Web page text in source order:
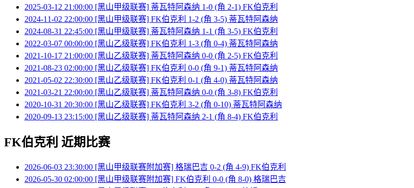
2025-03-12 21:00:00 [黑山甲级联赛] 蒂瓦特阿森纳 1-0 (角 2-1) FK伯克利
2024-11-02 22:00:00 [黑山甲级联赛] FK伯克利 1-2 (角 3-5) 蒂瓦特阿森纳
2024-08-31 22:45:00 [黑山甲级联赛] 蒂瓦特阿森纳 1-1 (角 3-5) FK伯克利
2022-03-07 00:00:00 [黑山乙级联赛] FK伯克利 1-3 (角 0-4) 蒂瓦特阿森纳
2021-10-17 21:00:00 [黑山乙级联赛] 蒂瓦特阿森纳 0-0 (角 2-5) FK伯克利
2021-08-23 02:00:00 [黑山乙级联赛] FK伯克利 0-0 (角 9-1) 蒂瓦特阿森纳
2021-05-02 22:30:00 [黑山乙级联赛] FK伯克利 0-1 (角 4-0) 蒂瓦特阿森纳
2021-03-21 22:00:00 [黑山乙级联赛] 蒂瓦特阿森纳 0-0 (角 3-8) FK伯克利
2020-10-31 20:30:00 [黑山乙级联赛] FK伯克利 3-2 (角 0-10) 蒂瓦特阿森纳
2020-09-13 23:15:00 [黑山乙级联赛] 蒂瓦特阿森纳 2-1 (角 8-4) FK伯克利
FK伯克利 近期比赛
2026-06-03 23:30:00 [黑山甲级联赛附加赛] 格瑞巴吉 0-2 (角 4-9) FK伯克利
2026-05-30 02:00:00 [黑山甲级联赛附加赛] FK伯克利 0-0 (角 8-0) 格瑞巴吉